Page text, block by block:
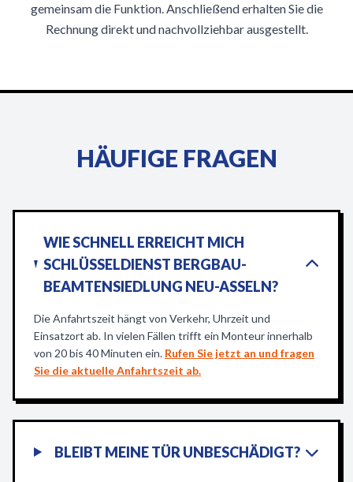
gemeinsam die Funktion. Anschließend erhalten Sie die
Rechnung direkt und nachvollziehbar ausgestellt.
HÄUFIGE FRAGEN
WIE SCHNELL ERREICHT MICH
SCHLÜSSELDIENST BERGBAU-
BEAMTENSIEDLUNG NEU-ASSELN?
Die Anfahrtszeit hängt von Verkehr, Uhrzeit und
Einsatzort ab. In vielen Fällen trifft ein Monteur innerhalb
von 20 bis 40 Minuten ein. Rufen Sie jetzt an und fragen
Sie die aktuelle Anfahrtszeit ab.
BLEIBT MEINE TÜR UNBESCHÄDIGT?